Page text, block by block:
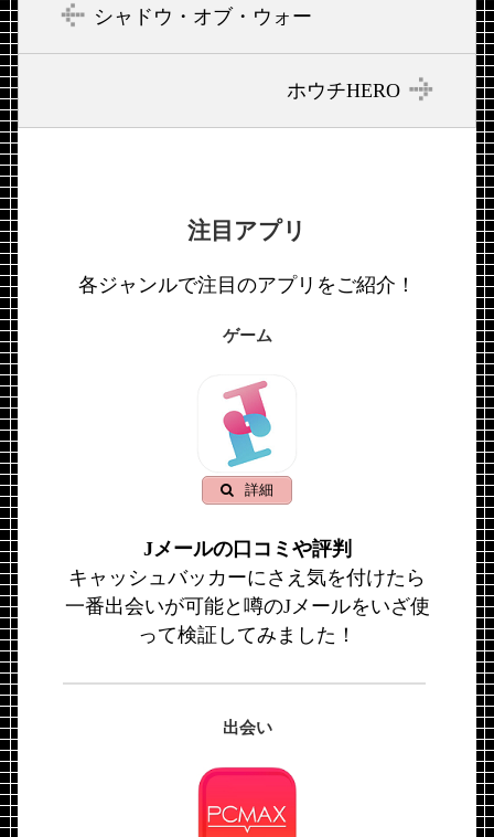
シャドウ・オブ・ウォー
ホウチHERO
注目アプリ
各ジャンルで注目のアプリをご紹介！
ゲーム
詳細
Jメールの口コミや評判
キャッシュバッカーにさえ気を付けたら
一番出会いが可能と噂のJメールをいざ使
って検証してみました！
出会い